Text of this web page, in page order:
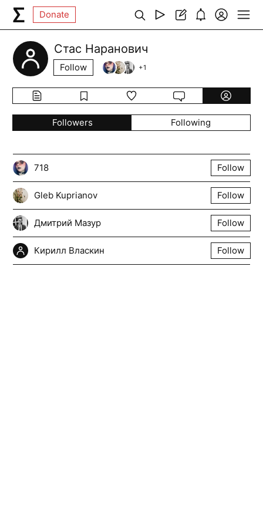
Donate
Стас Наранович
Follow +1
Followers Following
718 Follow
Gleb Kuprianov Follow
Дмитрий Мазур Follow
Кирилл Власкин Follow